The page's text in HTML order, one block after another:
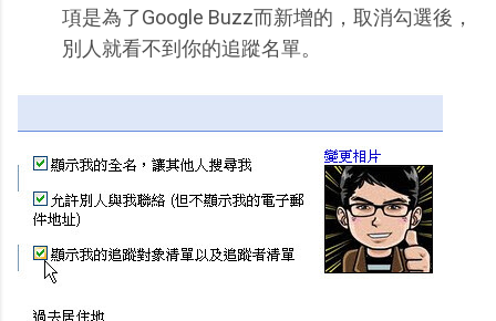
項是為了Google Buzz而新增的，取消勾選後，
別人就看不到你的追蹤名單。